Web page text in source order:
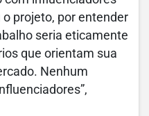
projeto, por entender
seria eticamente
que orientam sua
Nenhum